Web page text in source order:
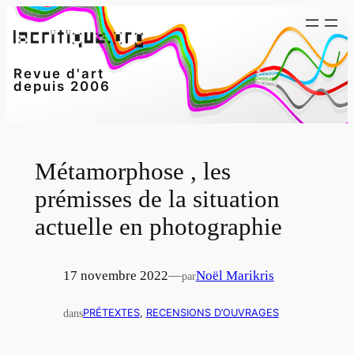
Aller
au
Revue d'art
depuis 2006
Métamorphose , les
prémisses de la situation
actuelle en photographie
17 novembre 2022—parNoël Marikris
dansPRÉTEXTES, RECENSIONS D’OUVRAGES